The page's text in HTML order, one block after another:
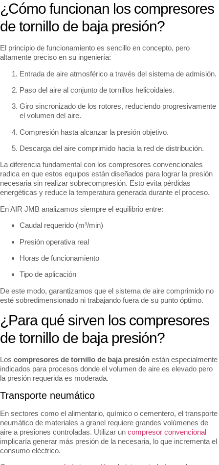
¿Cómo funcionan los compresores
de tornillo de baja presión?
El principio de funcionamiento es sencillo en concepto, pero
altamente preciso en su ingeniería:
Entrada de aire atmosférico a través del sistema de admisión.
Paso del aire al conjunto de tornillos helicoidales.
Giro sincronizado de los rotores, reduciendo progresivamente
el volumen del aire.
Compresión hasta alcanzar la presión objetivo.
Descarga del aire comprimido hacia la red de distribución.
La diferencia fundamental con los compresores convencionales
radica en que estos equipos están diseñados para lograr la presión
necesaria sin realizar sobrecompresión. Esto evita pérdidas
energéticas y reduce la temperatura generada durante el proceso.
En AIR JMB analizamos siempre el equilibrio entre:
Caudal requerido (m³/min)
Presión operativa real
Horas de funcionamiento
Tipo de aplicación
De este modo, garantizamos que el sistema de aire comprimido no
esté sobredimensionado ni trabajando fuera de su punto óptimo.
¿Para qué sirven los compresores
de tornillo de baja presión?
Los compresores de tornillo de baja presión están especialmente
indicados para procesos donde el volumen de aire es elevado pero
la presión requerida es moderada.
Transporte neumático
En sectores como el alimentario, químico o cementero, el transporte
neumático de materiales a granel requiere grandes volúmenes de
aire a presiones controladas. Utilizar un compresor convencional
implicaría generar más presión de la necesaria, lo que incrementa el
consumo eléctrico.